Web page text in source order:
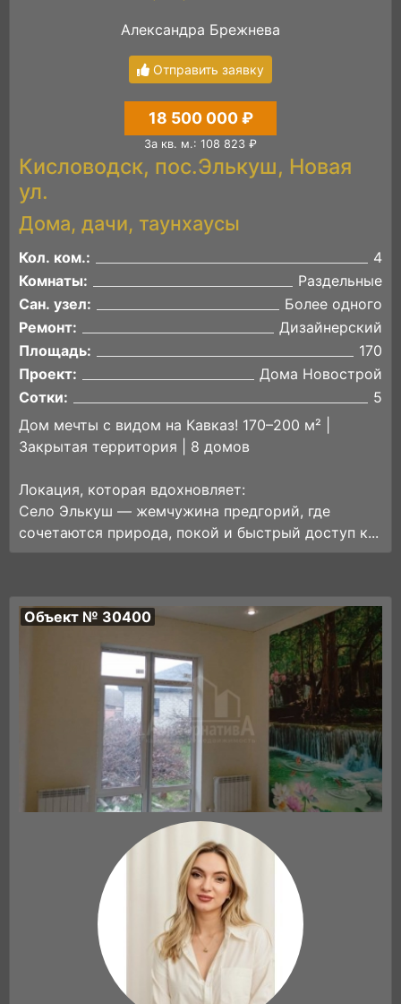
Александра Брежнева
Отправить заявку
18 500 000 ₽
За кв. м.: 108 823 ₽
Кисловодск, пос.Элькуш, Новая
ул.
Дома, дачи, таунхаусы
Кол. ком.:
4
Комнаты:
Раздельные
Сан. узел:
Более одного
Ремонт:
Дизайнерский
Площадь:
170
Проект:
Дома Новострой
Сотки:
5
Дом мечты с видом на Кавказ! 170–200 м² |
Закрытая территория | 8 домов
Локация, которая вдохновляет:
Село Элькуш — жемчужина предгорий, где
сочетаются природа, покой и быстрый доступ к...
Объект № 30400